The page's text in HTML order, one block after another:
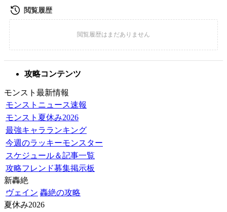
攻略コンテンツ
モンスト最新情報
モンストニュース速報
モンスト夏休み2026
最強キャラランキング
今週のラッキーモンスター
スケジュール＆記事一覧
攻略フレンド募集掲示板
新轟絶
ヴェイン 轟絶の攻略
夏休み2026